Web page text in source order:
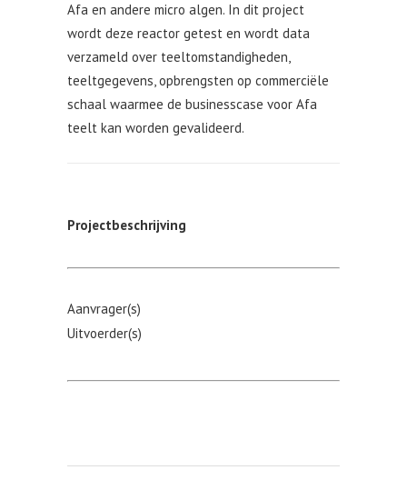
Afa en andere micro algen. In dit project
wordt deze reactor getest en wordt data
verzameld over teeltomstandigheden,
teeltgegevens, opbrengsten op commerciële
schaal waarmee de businesscase voor Afa
teelt kan worden gevalideerd.
Projectbeschrijving
Aanvrager(s)
Uitvoerder(s)